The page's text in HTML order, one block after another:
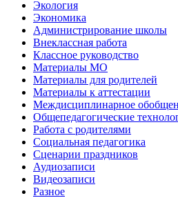
Экология
Экономика
Администрирование школы
Внеклассная работа
Классное руководство
Материалы МО
Материалы для родителей
Материалы к аттестации
Междисциплинарное
Общепедагогические
Работа с родителями
Социальная педагогика
Сценарии праздников
Аудиозаписи
Видеозаписи
Разное